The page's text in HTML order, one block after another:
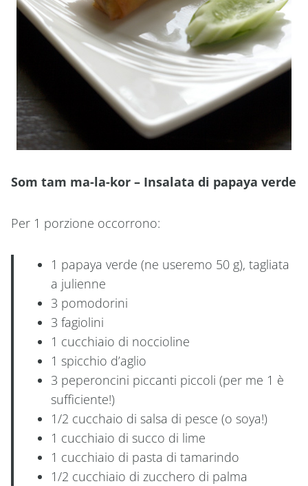
Som tam ma-la-kor – Insalata di papaya verde
Per 1 porzione occorrono:
1 papaya verde (ne useremo 50 g), tagliata
a julienne
3 pomodorini
3 fagiolini
1 cucchiaio di noccioline
1 spicchio d’aglio
3 peperoncini piccanti piccoli (per me 1 è
sufficiente!)
1/2 cucchaio di salsa di pesce (o soya!)
1 cucchiaio di succo di lime
1 cucchiaio di pasta di tamarindo
1/2 cucchiaio di zucchero di palma